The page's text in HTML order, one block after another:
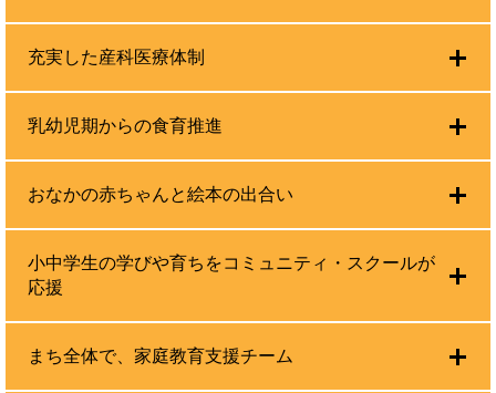
充実した産科医療体制
乳幼児期からの食育推進
おなかの赤ちゃんと絵本の出合い
小中学生の学びや育ちをコミュニティ・スクールが
応援
まち全体で、家庭教育支援チーム